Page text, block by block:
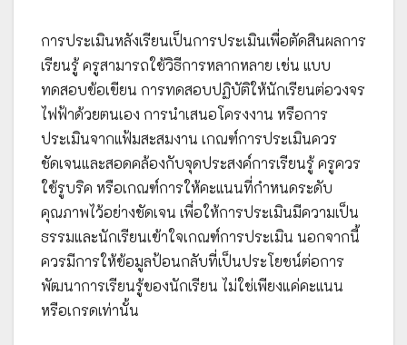
การประเมินหลังเรียนเป็นการประเมินเพื่อตัดสินผลการ
เรียนรู้ ครูสามารถใช้วิธีการหลากหลาย เช่น แบบ
ทดสอบข้อเขียน การทดสอบปฏิบัติให้นักเรียนต่อวงจร
ไฟฟ้าด้วยตนเอง การนำเสนอโครงงาน หรือการ
ประเมินจากแฟ้มสะสมงาน เกณฑ์การประเมินควร
ชัดเจนและสอดคล้องกับจุดประสงค์การเรียนรู้ ครูควร
ใช้รูบริค หรือเกณฑ์การให้คะแนนที่กำหนดระดับ
คุณภาพไว้อย่างชัดเจน เพื่อให้การประเมินมีความเป็น
ธรรมและนักเรียนเข้าใจเกณฑ์การประเมิน นอกจากนี้
ควรมีการให้ข้อมูลป้อนกลับที่เป็นประโยชน์ต่อการ
พัฒนาการเรียนรู้ของนักเรียน ไม่ใช่เพียงแค่คะแนน
หรือเกรดเท่านั้น